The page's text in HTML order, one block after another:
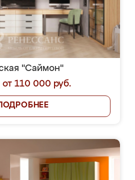
"Саймон"
от 110 000 руб.